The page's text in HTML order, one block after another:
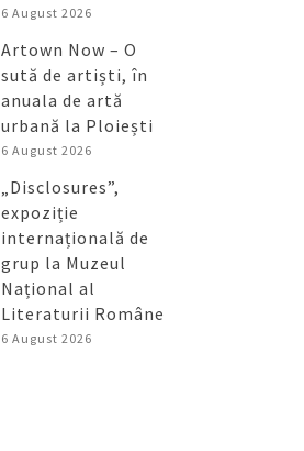
6 August 2026
Artown Now – O
sută de artiști, în
anuala de artă
urbană la Ploiești
6 August 2026
„Disclosures”,
expoziție
internațională de
grup la Muzeul
Național al
Literaturii Române
6 August 2026